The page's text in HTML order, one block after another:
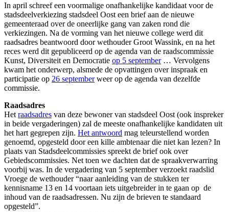
In april schreef een voormalige onafhankelijke kandidaat voor de
stadsdeelverkiezing stadsdeel Oost een brief aan de nieuwe
gemeenteraad over de oneerlijke gang van zaken rond die
verkiezingen. Na de vorming van het nieuwe college werd dit
raadsadres beantwoord door wethouder Groot Wassink, en na het
reces werd dit gepubliceerd op de agenda van de raadscommissie
Kunst, Diversiteit en Democratie op 5 september… Vervolgens
kwam het onderwerp, alsmede de opvattingen over inspraak en
participatie op 26 septemberweer op de agenda van dezelfde
commissie.
Raadsadres
Het raadsadres van deze bewoner van stadsdeel Oost (ook inspreker
in beide vergaderingen) zal de meeste onafhankelijke kandidaten uit
het hart gegrepen zijn. Het antwoord mag teleurstellend worden
genoemd, opgesteld door een kille ambtenaar die niet kan lezen? In
plaats van Stadsdeelcommissies spreekt de brief ook over
Gebiedscommissies. Net toen we dachten dat de spraakverwarring
voorbij was. In de vergadering van 5 september verzoekt raadslid
Vroege de wethouder “naar aanleiding van de stukken ter
kennisname 13 en 14 voortaan iets uitgebreider in te gaan op de
inhoud van de raadsadressen. Nu zijn de brieven te standaard
opgesteld”.